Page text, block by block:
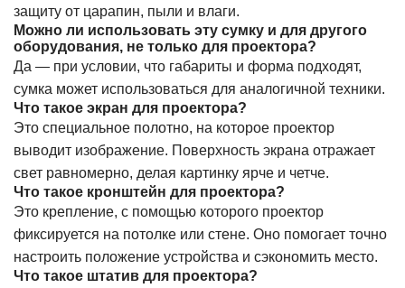
защиту от царапин, пыли и влаги.
Можно ли использовать эту сумку и для другого
оборудования, не только для проектора?
Да — при условии, что габариты и форма подходят,
сумка может использоваться для аналогичной техники.
Что такое экран для проектора?
Это специальное полотно, на которое проектор
выводит изображение. Поверхность экрана отражает
свет равномерно, делая картинку ярче и четче.
Что такое кронштейн для проектора?
Это крепление, с помощью которого проектор
фиксируется на потолке или стене. Оно помогает точно
настроить положение устройства и сэкономить место.
Что такое штатив для проектора?